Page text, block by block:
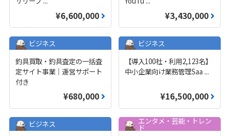
¥6,600,000 ¥3,430,000
ビジネス
釣具買取・釣具査定の一括査
定サイト事業｜運営サポート
付き
¥680,000
ビジネス
【導入100社・利用2,123名】
中小企業向け業務管理Saa ...
¥16,500,000
ビジネス
エンタメ・芸能・トレン
ド